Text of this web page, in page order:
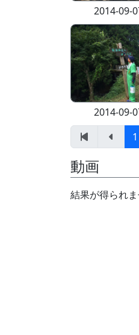
2014-09-
2014-09-
1
動画
結果が得られま